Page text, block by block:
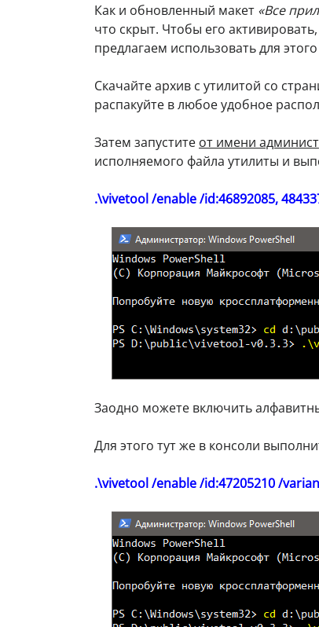
Как и обновленный макет «Все
что скрыт. Чтобы его
предлагаем использовать для этого
Скачайте архив с утилитой со
распакуйте в любое удобное
Затем запустите от имени
исполняемого файла утилиты и
.\vivetool /enable /id:46892085,
Заодно можете включить
Для этого тут же в консоли
.\vivetool /enable /id:47205210 /